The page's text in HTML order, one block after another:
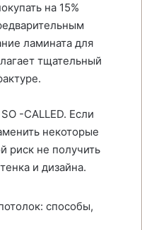
на 15%
ламината для
тщательный
-CALLED. Если
некоторые
риск не получить
и дизайна.